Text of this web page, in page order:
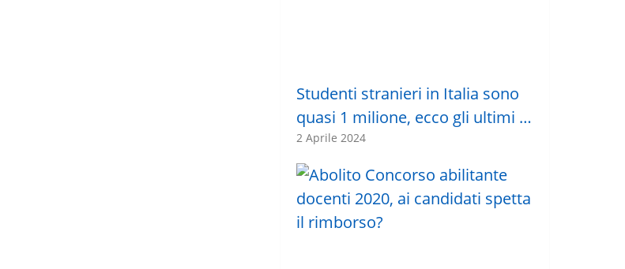
Studenti stranieri in Italia sono
quasi 1 milione, ecco gli ultimi …
2 Aprile 2024